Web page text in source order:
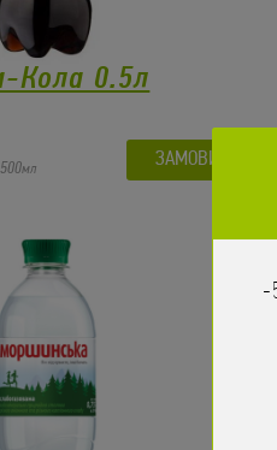
Кола 0.5л
500мл ЗАМОВИТИ
-